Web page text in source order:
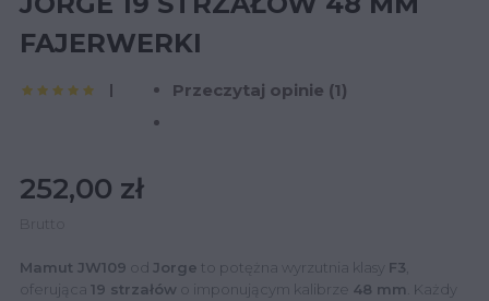
FAJERWERKI
Przeczytaj opinie (1)
252,00 zł
Brutto
Mamut JW109 od Jorge to potężna wyrzutnia klasy F3
oferująca 19 strzałów o imponującym kalibrze 48 mm Każdy